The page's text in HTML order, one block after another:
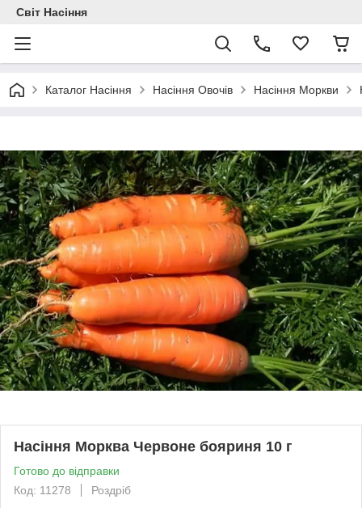
Світ Насіння
Каталог Насіння Насіння Овочів Насіння Моркви
Насіння Морква Червоне бояриня 10 г
Готово до відправки
Код: 11278
Роздріб